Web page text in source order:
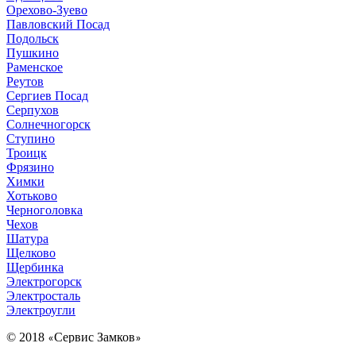
Орехово-Зуево
Павловский Посад
Подольск
Пушкино
Раменское
Реутов
Сергиев Посад
Серпухов
Солнечногорск
Ступино
Троицк
Фрязино
Химки
Хотьково
Черноголовка
Чехов
Шатура
Щелково
Щербинка
Электрогорск
Электросталь
Электроугли
© 2018 «Сервис Замков»